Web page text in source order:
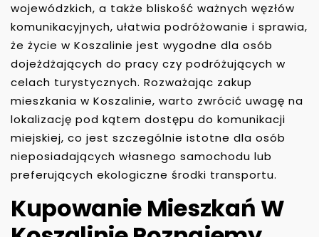
wojewódzkich, a także bliskość ważnych węzłów
komunikacyjnych, ułatwia podróżowanie i sprawia,
że życie w Koszalinie jest wygodne dla osób
dojeżdżających do pracy czy podróżujących w
celach turystycznych. Rozważając zakup
mieszkania w Koszalinie, warto zwrócić uwagę na
lokalizację pod kątem dostępu do komunikacji
miejskiej, co jest szczególnie istotne dla osób
nieposiadających własnego samochodu lub
preferujących ekologiczne środki transportu.
Kupowanie Mieszkań W